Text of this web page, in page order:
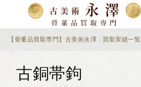
【骨董品買取専門】古美術永澤 買取実績一覧
古銅帯鉤